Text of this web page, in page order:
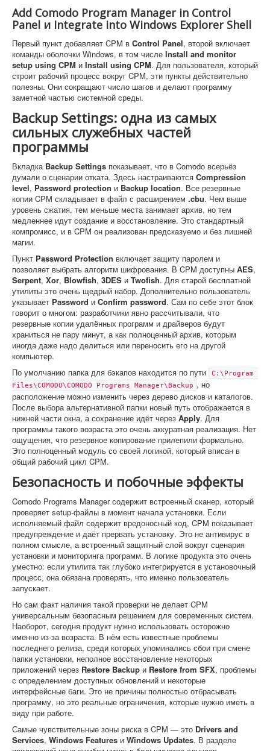
Add Comodo Program Manager in Control
Panel и Integrate into Windows Explorer Shell
Первый пункт добавляет CPM в Control Panel, второй включает
команды оболочки Windows, в том числе Install and monitor
setup using CPM и Install using CPM. Для пользователя, который
строит рабочий процесс вокруг CPM, эти пункты действительно
полезны. Они сокращают число шагов и делают программу
заметной частью системной среды.
Backup Settings: одна из самых
сильных служебных частей
программы
Вкладка Backup Settings показывает, что в Comodo всерьёз
думали о сценарии отката. Здесь настраиваются Compression
level, Password protection и Backup location. Все резервные
копии CPM складывает в файл с расширением .cbu. Чем выше
уровень сжатия, тем меньше места занимает архив, но тем
медленнее идут создание и восстановление. Это стандартный
компромисс, и в CPM он реализован предсказуемо и без лишней
магии.
Пункт Password Protection включает защиту паролем и
позволяет выбрать алгоритм шифрования. В CPM доступны AES,
Serpent, Xor, Blowfish, 3DES и Twofish. Для старой бесплатной
утилиты это очень щедрый набор. Дополнительно пользователь
указывает Password и Confirm password. Сам по себе этот блок
говорит о многом: разработчики явно рассчитывали, что
резервные копии удалённых программ и драйверов будут
храниться не пару минут, а как полноценный архив, которым
иногда даже надо делиться или переносить его на другой
компьютер.
По умолчанию папка для бэкапов находится по пути
C:\Program
Files\COMODO\COMODO Programs Manager\Backup , но
расположение можно изменить через дерево дисков и каталогов.
После выбора альтернативной папки новый путь отображается в
нижней части окна, а сохранение идёт через Apply. Для
программы такого возраста это очень аккуратная реализация. Нет
ощущения, что резервное копирование прилепили формально.
Это полноценный модуль со своей логикой, который вписан в
общий рабочий цикл CPM.
Безопасность и побочные эффекты
Comodo Programs Manager содержит встроенный сканер, который
проверяет setup-файлы в момент начала установки. Если
исполняемый файл содержит вредоносный код, CPM показывает
предупреждение и даёт прервать установку. Это не антивирус в
полном смысле, а встроенный защитный слой вокруг сценария
установки и мониторинга программ. В логике продукта это очень
уместно: если утилита так глубоко интегрируется в установочный
процесс, она обязана проверять, что именно пользователь
запускает.
Но сам факт наличия такой проверки не делает CPM
универсальным безопасным решением для современных систем.
Наоборот, сегодня продукт нужно использовать осторожно
именно из-за возраста. В нём есть известные проблемы
последнего релиза, среди которых упоминались сбои при смене
папки установки, неполное восстановление некоторых
приложений через Restore Backup и Restore from SFX, проблемы
с определением доступных обновлений и некоторые
интерфейсные баги. Это не причины полностью отбрасывать
программу, но это реальные ограничения, которые нужно иметь в
виду при работе.
Самые чувствительные зоны риска в CPM — это Drivers and
Services, Windows Features и Windows Updates. В разделе